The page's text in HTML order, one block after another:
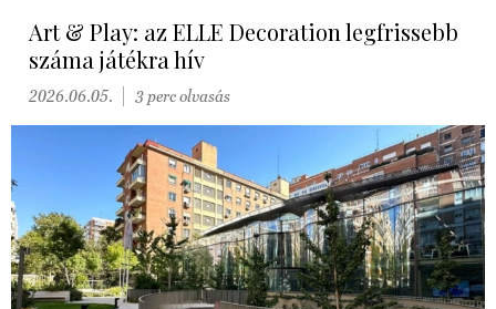
Art & Play: az ELLE Decoration legfrissebb
száma játékra hív
2026.06.05. 3 perc olvasás